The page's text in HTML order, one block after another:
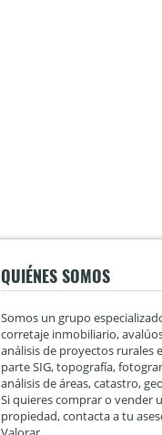
QUIÉNES SOMOS
Somos un grupo
corretaje inmobiliario,
análisis de proyectos rurales
parte SIG, topografía,
análisis de áreas, catastro,
Si quieres comprar o vender
propiedad, contacta a tu